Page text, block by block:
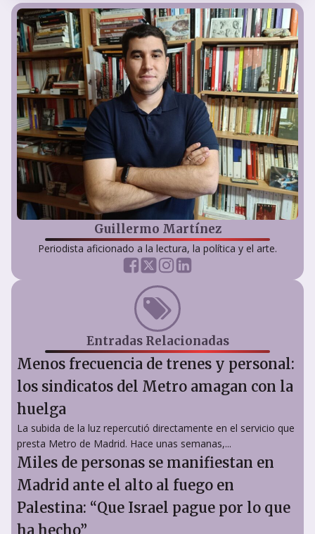
Guillermo Martínez
Periodista aficionado a la lectura, la política y el arte.
Entradas Relacionadas
Menos frecuencia de trenes y personal:
los sindicatos del Metro amagan con la
huelga
La subida de la luz repercutió directamente en el servicio que
presta Metro de Madrid. Hace unas semanas,...
Miles de personas se manifiestan en
Madrid ante el alto al fuego en
Palestina: “Que Israel pague por lo que
ha hecho”